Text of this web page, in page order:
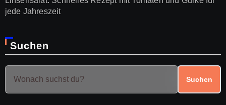
jede Jahreszeit
Suchen
Suchen